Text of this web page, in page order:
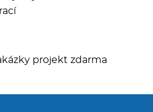
projekt zdarma